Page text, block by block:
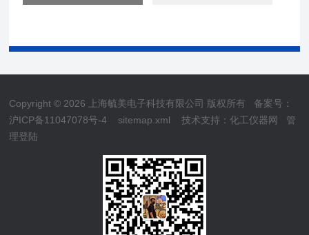
Copyright © 2026 上海毓美电子科技有限公司 版权所有 备案号：
沪ICP备11047078号-4
sitemap.xml 技术支持：化工仪器网
管
理登陆